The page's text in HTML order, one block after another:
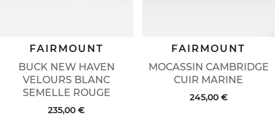
BUCK NEW HAVEN
VELOURS BLANC
SEMELLE ROUGE
FAIRMOUNT
235,00 €
MOCASSIN CAMBRIDGE
CUIR MARINE
FAIRMOUNT
245,00 €